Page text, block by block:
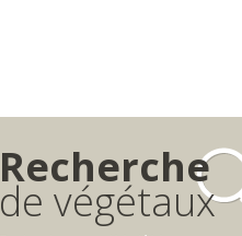
Recherche
de végétaux